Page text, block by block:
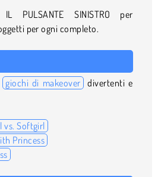
IL PULSANTE SINISTRO per
per ogni completo.
giochi di makeover divertenti e
vs. Softgirl
Princess